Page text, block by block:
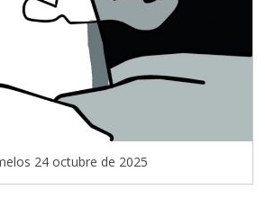
24 octubre de 2025